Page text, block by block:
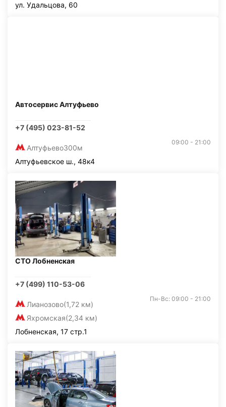
ул. Удальцова, 60
Автосервис Алтуфьево
+7 (495) 023-81-52
Алтуфьево300м
09:00 - 21:00
Алтуфьевское ш., 48к4
СТО Лобненская
+7 (499) 110-53-06
Лианозово(1,72 км)
Яхромская(2,34 км)
Пн-Вс: 09:00 - 21:00
Лобненская, 17 стр.1